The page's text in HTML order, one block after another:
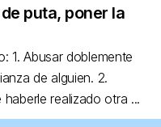
puta, poner la
1. Abusar doblemente
de alguien. 2.
realizado otra ...